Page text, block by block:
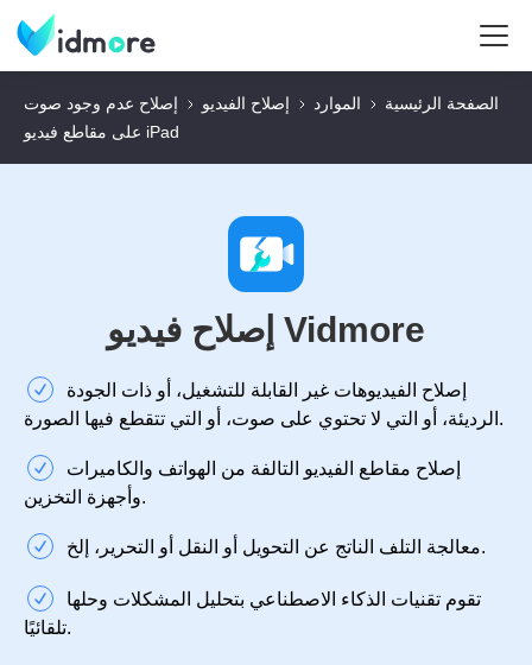
الصفحة الرئيسية الموارد إصلاح الفيديو
إصلاح عدم وجود صوت
على مقاطع فيديو iPad
إصلاح فيديو Vidmore
إصلاح الفيديوهات غير القابلة للتشغيل، أو ذات الجودة
الرديئة، أو التي لا تحتوي على صوت، أو التي تتقطع فيها الصورة.
إصلاح مقاطع الفيديو التالفة من الهواتف والكاميرات
وأجهزة التخزين.
معالجة التلف الناتج عن التحويل أو النقل أو التحرير، إلخ.
تقوم تقنيات الذكاء الاصطناعي بتحليل المشكلات وحلها
تلقائيًا.